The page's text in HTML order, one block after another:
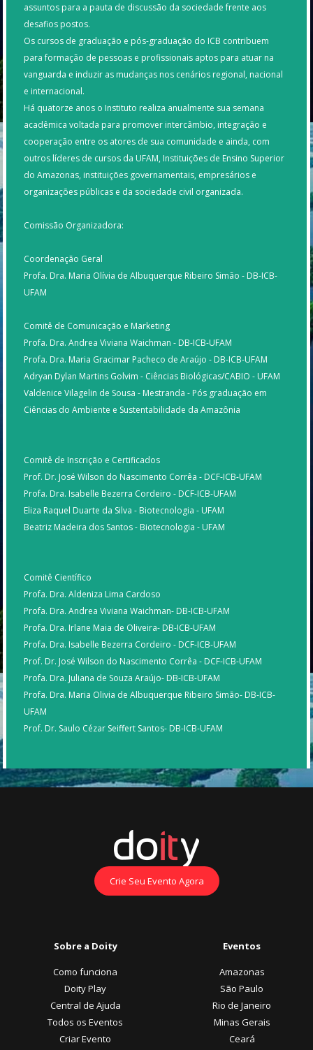
assuntos para a pauta de discussão da sociedade frente aos
desafios postos.
Os cursos de graduação e pós-graduação do ICB contribuem
para formação de pessoas e profissionais aptos para atuar na
vanguarda e induzir as mudanças nos cenários regional, nacional
e internacional.
Há quatorze anos o Instituto realiza anualmente sua semana
acadêmica voltada para promover intercâmbio, integração e
cooperação entre os atores de sua comunidade e ainda, com
outros líderes de cursos da UFAM, Instituições de Ensino Superior
do Amazonas, instituições governamentais, empresários e
organizações públicas e da sociedade civil organizada.
Comissão Organizadora:
Coordenação Geral
Profa. Dra. Maria Olívia de Albuquerque Ribeiro Simão - DB-ICB-
UFAM
Comitê de Comunicação e Marketing
Profa. Dra. Andrea Viviana Waichman - DB-ICB-UFAM
Profa. Dra. Maria Gracimar Pacheco de Araújo - DB-ICB-UFAM
Adryan Dylan Martins Golvim - Ciências Biológicas/CABIO - UFAM
Valdenice Vilagelin de Sousa - Mestranda - Pós graduação em
Ciências do Ambiente e Sustentabilidade da Amazônia
Comitê de Inscrição e Certificados
Prof. Dr. José Wilson do Nascimento Corrêa - DCF-ICB-UFAM
Profa. Dra. Isabelle Bezerra Cordeiro - DCF-ICB-UFAM
Eliza Raquel Duarte da Silva - Biotecnologia - UFAM
Beatriz Madeira dos Santos - Biotecnologia - UFAM
Comitê Científico
Profa. Dra. Aldeniza Lima Cardoso
Profa. Dra. Andrea Viviana Waichman- DB-ICB-UFAM
Profa. Dra. Irlane Maia de Oliveira- DB-ICB-UFAM
Profa. Dra. Isabelle Bezerra Cordeiro - DCF-ICB-UFAM
Prof. Dr. José Wilson do Nascimento Corrêa - DCF-ICB-UFAM
Profa. Dra. Juliana de Souza Araújo- DB-ICB-UFAM
Profa. Dra. Maria Olivia de Albuquerque Ribeiro Simão- DB-ICB-
UFAM
Prof. Dr. Saulo Cézar Seiffert Santos- DB-ICB-UFAM
Crie Seu Evento Agora
Sobre a Doity
Como funciona
Doity Play
Central de Ajuda
Todos os Eventos
Criar Evento
Eventos
Amazonas
São Paulo
Rio de Janeiro
Minas Gerais
Ceará